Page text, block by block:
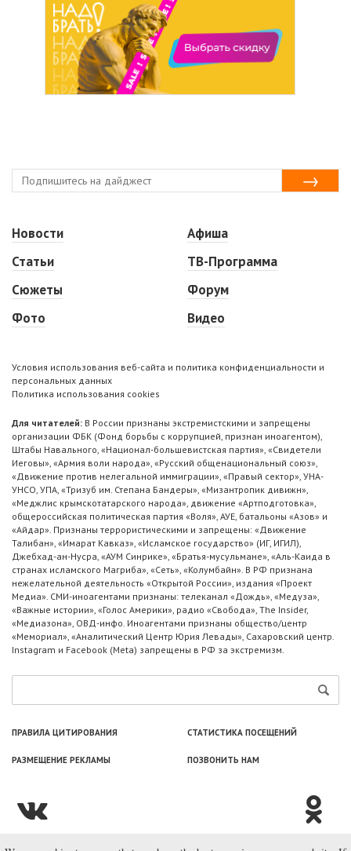
Новости
Статьи
Сюжеты
Фото
Афиша
ТВ-Программа
Форум
Видео
Условия использования веб-сайта и политика конфиденциальности и
персональных данных
Политика использования cookies
Для читателей: В России признаны экстремистскими и запрещены
организации ФБК (Фонд борьбы с коррупцией, признан иноагентом),
Штабы Навального, «Национал-большевистская партия», «Свидетели
Иеговы», «Армия воли народа», «Русский общенациональный союз»,
«Движение против нелегальной иммиграции», «Правый сектор», УНА-
УНСО, УПА, «Тризуб им. Степана Бандеры», «Мизантропик дивижн»,
«Меджлис крымскотатарского народа», движение «Артподготовка»,
общероссийская политическая партия «Воля», АУЕ, батальоны «Азов» и
«Айдар». Признаны террористическими и запрещены: «Движение
Талибан», «Имарат Кавказ», «Исламское государство» (ИГ, ИГИЛ),
Джебхад-ан-Нусра, «АУМ Синрике», «Братья-мусульмане», «Аль-Каида в
странах исламского Магриба», «Сеть», «Колумбайн». В РФ признана
нежелательной деятельность «Открытой России», издания «Проект
Медиа». СМИ-иноагентами признаны: телеканал «Дождь», «Медуза»,
«Важные истории», «Голос Америки», радио «Свобода», The Insider,
«Медиазона», ОВД-инфо. Иноагентами признаны общество/центр
«Мемориал», «Аналитический Центр Юрия Левады», Сахаровский центр.
Instagram и Facebook (Metа) запрещены в РФ за экстремизм.
ПРАВИЛА ЦИТИРОВАНИЯ СТАТИСТИКА ПОСЕЩЕНИЙ
РАЗМЕЩЕНИЕ РЕКЛАМЫ ПОЗВОНИТЬ НАМ